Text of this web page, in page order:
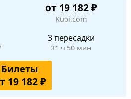
от 19 182 ₽
Kupi.com
3 пересадки
31 ч 50 мин
Билеты
19 182 ₽